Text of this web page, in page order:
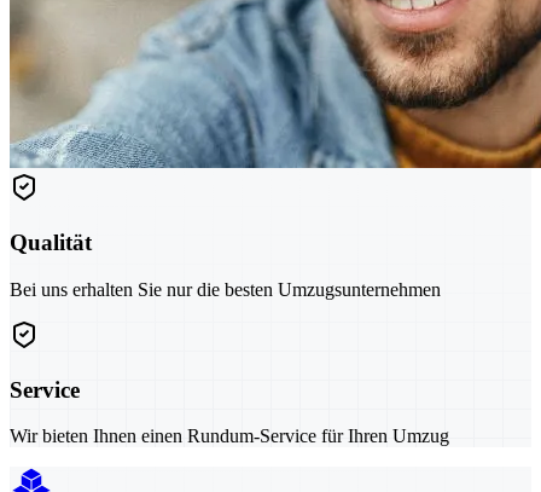
Qualität
Bei uns erhalten Sie nur die besten Umzugsunternehmen
Service
Wir bieten Ihnen einen Rundum-Service für Ihren Umzug